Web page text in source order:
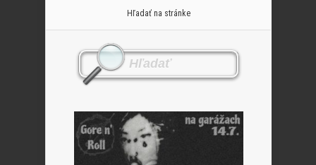
Hľadať na stránke